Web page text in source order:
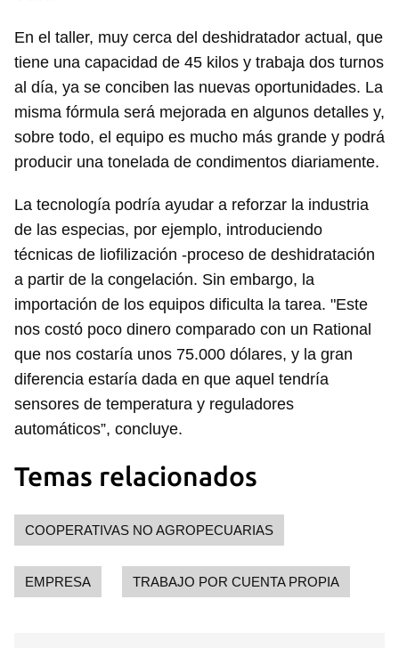
En el taller, muy cerca del deshidratador actual, que
tiene una capacidad de 45 kilos y trabaja dos turnos
al día, ya se conciben las nuevas oportunidades. La
misma fórmula será mejorada en algunos detalles y,
sobre todo, el equipo es mucho más grande y podrá
producir una tonelada de condimentos diariamente.
La tecnología podría ayudar a reforzar la industria
de las especias, por ejemplo, introduciendo
técnicas de liofilización -proceso de deshidratación
a partir de la congelación. Sin embargo, la
importación de los equipos dificulta la tarea. "Este
nos costó poco dinero comparado con un Rational
que nos costaría unos 75.000 dólares, y la gran
diferencia estaría dada en que aquel tendría
sensores de temperatura y reguladores
automáticos”, concluye.
Temas relacionados
COOPERATIVAS NO AGROPECUARIAS
EMPRESA TRABAJO POR CUENTA PROPIA